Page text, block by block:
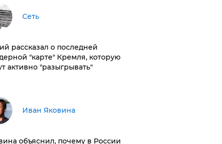
Сеть
рассказал о последней
"карте" Кремля, которую
активно "разыгрывать"
Иван Яковина
объяснил, почему в России